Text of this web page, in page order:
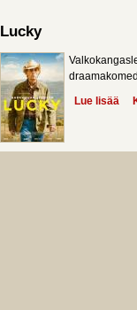
Lucky
Lue lisää